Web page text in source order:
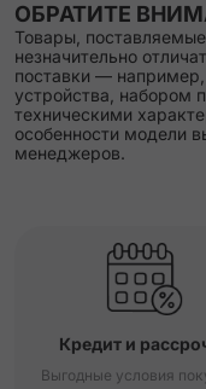
ОБРАТИТЕ
Товары,
незначительно
поставки —
устройства, набором
техническими
особенности модели
менеджеров.
Кредит и
Выгодные условия